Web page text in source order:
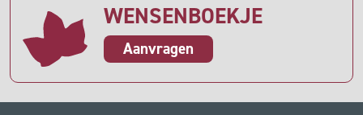
WENSENBOEKJE
Aanvragen